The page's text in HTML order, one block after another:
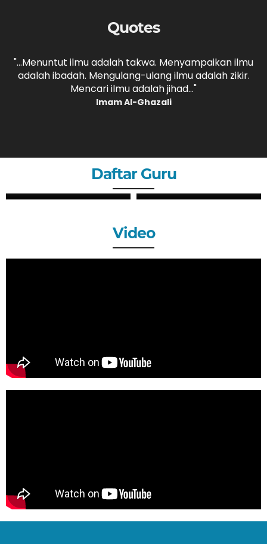
Quotes
"...Menuntut ilmu adalah takwa. Menyampaikan ilmu
adalah ibadah. Mengulang-ulang ilmu adalah zikir.
Mencari ilmu adalah jihad..."
Imam Al-Ghazali
Daftar Guru
ZHERY OKTANDI, S.Pd ANDRI MAULANA, S.Pd
Video